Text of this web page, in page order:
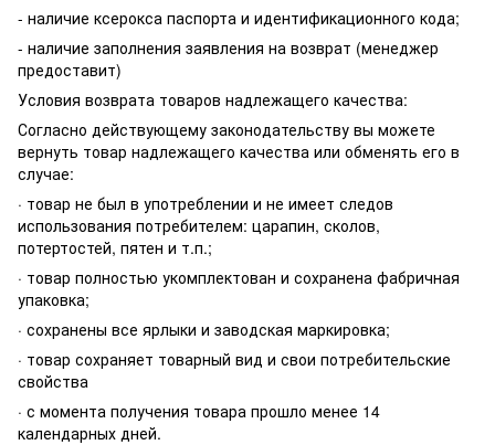
- наличие ксерокса паспорта и идентификационного кода;
- наличие заполнения заявления на возврат (менеджер
предоставит)
Условия возврата товаров надлежащего качества:
Согласно действующему законодательству вы можете
вернуть товар надлежащего качества или обменять его в
случае:
· товар не был в употреблении и не имеет следов
использования потребителем: царапин, сколов,
потертостей, пятен и т.п.;
· товар полностью укомплектован и сохранена фабричная
упаковка;
· сохранены все ярлыки и заводская маркировка;
· товар сохраняет товарный вид и свои потребительские
свойства
· с момента получения товара прошло менее 14
календарных дней.